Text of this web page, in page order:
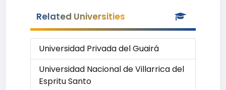
Related Universities
Universidad Privada del Guairá
Universidad Nacional de Villarrica del
Espritu Santo